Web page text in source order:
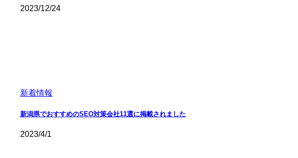
2023/12/24
新着情報
新潟県でおすすめのSEO対策会社11選に掲載されました
2023/4/1